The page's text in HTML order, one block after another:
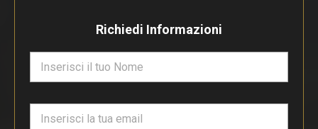
Richiedi Informazioni
m